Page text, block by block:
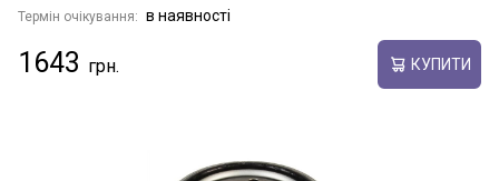
Термін очікування: в наявності
1643 КУПИТИ